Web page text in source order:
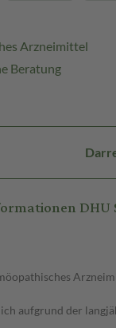
Arzneimittel
Beratung
aufgrund der